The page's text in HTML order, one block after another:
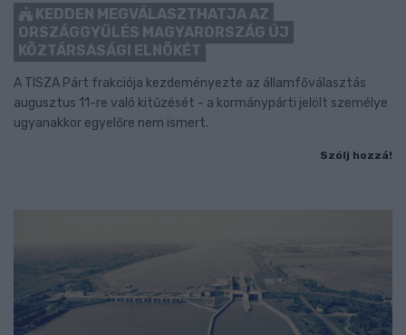
KEDDEN MEGVÁLASZTHATJA AZ
ORSZÁGGYŰLÉS MAGYARORSZÁG ÚJ
KÖZTÁRSASÁGI ELNÖKÉT
A TISZA Párt frakciója kezdeményezte az államfőválasztás
augusztus 11-re való kitűzését - a kormánypárti jelölt személye
ugyanakkor egyelőre nem ismert.
Szólj hozzá!